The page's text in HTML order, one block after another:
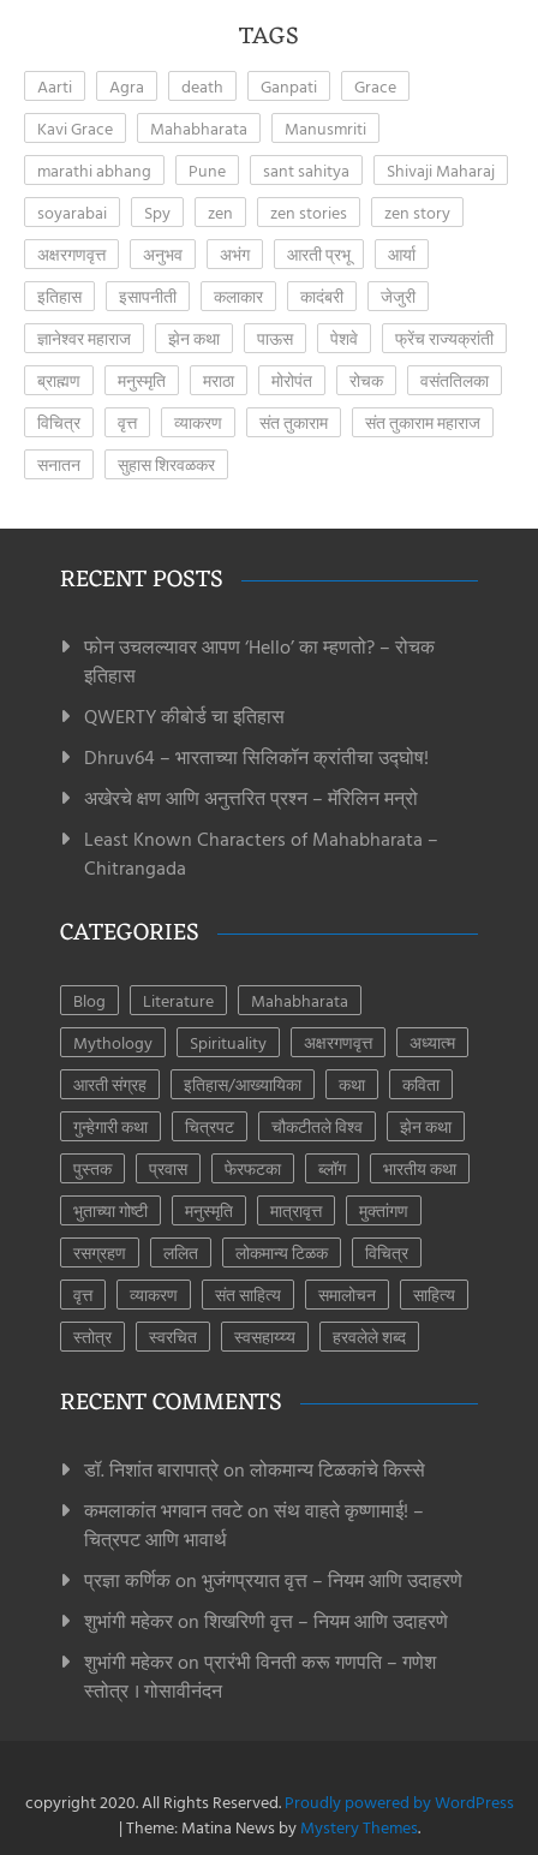
TAGS
Aarti Agra death Ganpati
Grace
Kavi Grace
Mahabharata
Manusmriti
marathi abhang
Pune sant sahitya
Shivaji Maharaj
soyarabai
Spy zen zen stories
zen story
अक्षरगणवृत्त
अनुभव अभंग आरती प्रभू
आर्या
इतिहास
इसापनीती कलाकार कादंबरी
जेजुरी
ज्ञानेश्वर महाराज
झेन कथा पाऊस पेशवे
फ्रेंच राज्यक्रांती
ब्राह्मण
मनुस्मृति मराठा मोरोपंत रोचक
वसंततिलका
विचित्र
वृत्त व्याकरण संत तुकाराम
संत तुकाराम महाराज
सनातन
सुहास शिरवळकर
RECENT POSTS
फोन उचलल्यावर आपण ‘Hello’ का म्हणतो? – रोचक
इतिहास
QWERTY कीबोर्ड चा इतिहास
Dhruv64 – भारताच्या सिलिकॉन क्रांतीचा उद्घोष!
अखेरचे क्षण आणि अनुत्तरित प्रश्न – मॅरिलिन मन्रो
Least Known Characters of Mahabharata –
Chitrangada
CATEGORIES
Blog Literature
Mahabharata
Mythology
Spirituality अक्षरगणवृत्त
अध्यात्म
आरती संग्रह
इतिहास/आख्यायिका कथा
कविता
गुन्हेगारी कथा
चित्रपट चौकटीतले विश्व
झेन कथा
पुस्तक
प्रवास फेरफटका ब्लॉग
भारतीय कथा
भुताच्या गोष्टी
मनुस्मृति मात्रावृत्त
मुक्तांगण
रसग्रहण
ललित लोकमान्य टिळक
विचित्र
वृत्त
व्याकरण संत साहित्य समालोचन
साहित्य
स्तोत्र
स्वरचित स्वसहाय्य्य हरवलेले शब्द
RECENT COMMENTS
डॉ. निशांत बारापात्रेon लोकमान्य टिळकांचे किस्से
कमलाकांत भगवान तवटेon संथ वाहते कृष्णामाई! –
चित्रपट आणि भावार्थ
प्रज्ञा कर्णिकon भुजंगप्रयात वृत्त – नियम आणि उदाहरणे
शुभांगी महेकरon शिखरिणी वृत्त – नियम आणि उदाहरणे
शुभांगी महेकरon प्रारंभी विनती करू गणपति – गणेश
स्तोत्र । गोसावीनंदन
copyright 2020. All Rights Reserved.Proudly powered by WordPress
|Theme: Matina News byMystery Themes.